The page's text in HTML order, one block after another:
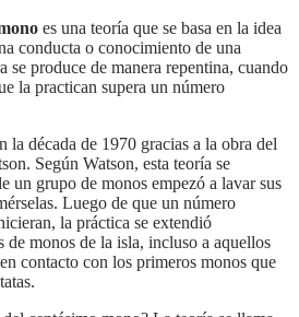
es una teoría que se basa en la idea
conducta o conocimiento de una
se produce de manera repentina, cuando
la practican supera un número
Según Watson, esta teoría se
un grupo de monos empezó a lavar sus
Luego de que un número
la práctica se extendió
de monos de la isla, incluso a aquellos
contacto con los primeros monos que